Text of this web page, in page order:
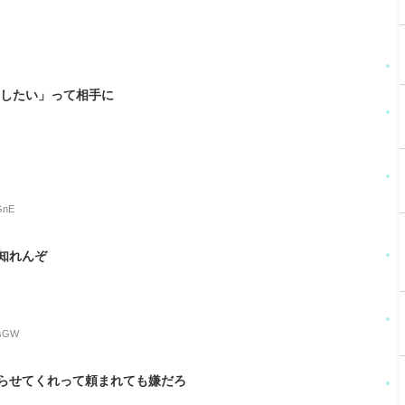
たい」って相手に
れんぞ
せてくれって頼まれても嫌だろ